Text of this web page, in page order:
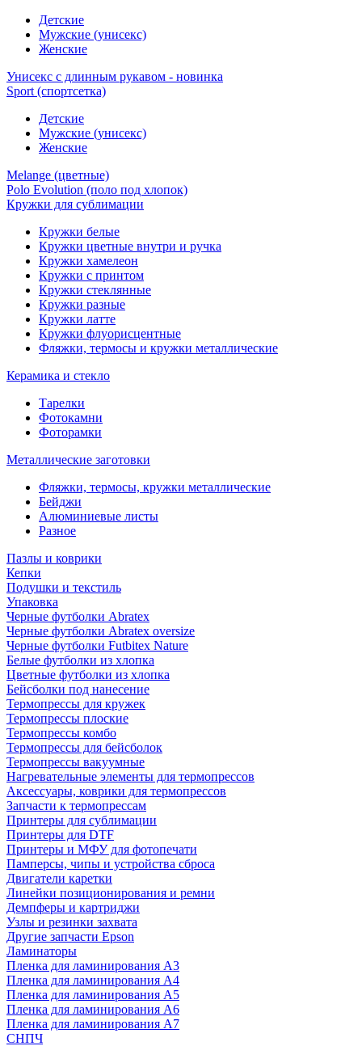
Детские
Мужские (унисекс)
Женские
Унисекс с длинным рукавом - новинка
Sport (спортсетка)
Детские
Мужские (унисекс)
Женские
Melange (цветные)
Polo Evolution (поло под хлопок)
Кружки для сублимации
Кружки белые
Кружки цветные внутри и ручка
Кружки хамелеон
Кружки c принтом
Кружки стеклянные
Кружки разные
Кружки латте
Кружки флуорисцентные
Фляжки, термосы и кружки металлические
Керамика и стекло
Тарелки
Фотокамни
Фоторамки
Металлические заготовки
Фляжки, термосы, кружки металлические
Бейджи
Алюминиевые листы
Разное
Пазлы и коврики
Кепки
Подушки и текстиль
Упаковка
Черные футболки Abratex
Черные футболки Abratex oversize
Черные футболки Futbitex Nature
Белые футболки из хлопка
Цветные футболки из хлопка
Бейсболки под нанесение
Термопрессы для кружек
Термопрессы плоские
Термопрессы комбо
Термопрессы для бейсболок
Термопрессы вакуумные
Нагревательные элементы для термопрессов
Аксессуары, коврики для термопрессов
Запчасти к термопрессам
Принтеры для сублимации
Принтеры для DTF
Принтеры и МФУ для фотопечати
Памперсы, чипы и устройства сброса
Двигатели каретки
Линейки позиционирования и ремни
Демпферы и картриджи
Узлы и резинки захвата
Другие запчасти Epson
Ламинаторы
Пленка для ламинирования А3
Пленка для ламинирования А4
Пленка для ламинирования А5
Пленка для ламинирования А6
Пленка для ламинирования А7
СНПЧ